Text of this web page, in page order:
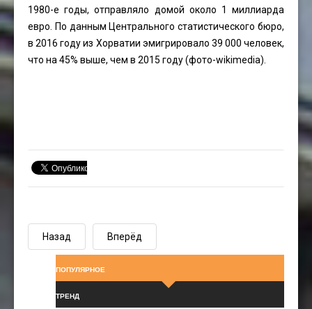
1980-е годы, отправляло домой около 1 миллиарда
евро. По данным Центрального статистического бюро,
в 2016 году из Хорватии эмигрировало 39 000 человек,
что на 45% выше, чем в 2015 году (фото-wikimedia).
Назад Вперёд
ПОПУЛЯРНОЕ
ТРЕНД